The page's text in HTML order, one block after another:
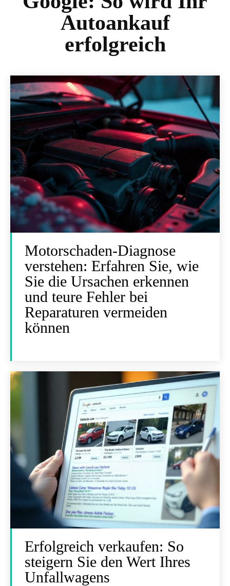
Autoankauf
erfolgreich
Motorschaden-Diagnose
verstehen: Erfahren Sie, wie
Sie die Ursachen erkennen
und teure Fehler bei
Reparaturen vermeiden
können
Erfolgreich verkaufen: So
steigern Sie den Wert Ihres
Unfallwagens